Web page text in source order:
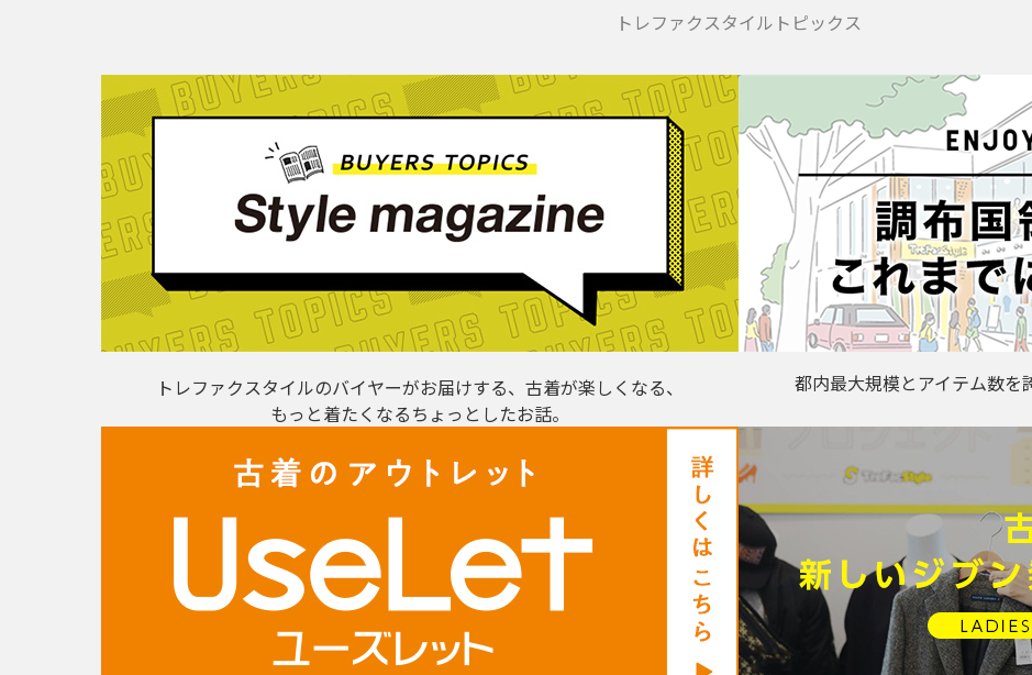
トレファクスタイルトピックス
トレファクスタイルのバイヤーがお届けする、古着が楽しくなる、
もっと着たくなるちょっとしたお話。
都内最大規模とアイテム数を